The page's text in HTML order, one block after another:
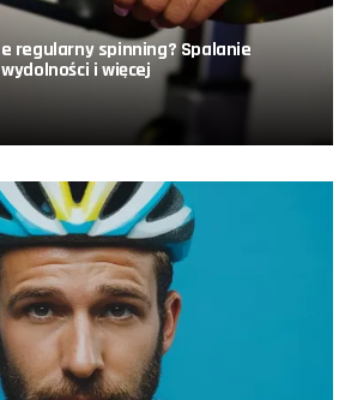
regularny spinning? Spalanie
i więcej